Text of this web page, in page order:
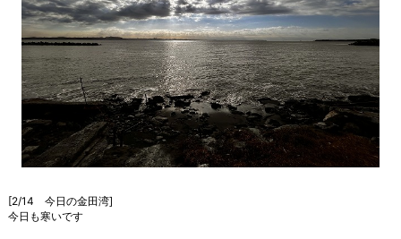
[2/14 今日の金田湾]
今日も寒いです